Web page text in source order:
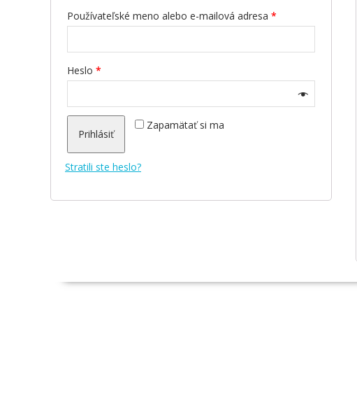
Používateľské meno alebo e-mailová adresa *
Heslo *
Zapamätať si ma
Prihlásiť
Stratili ste heslo?